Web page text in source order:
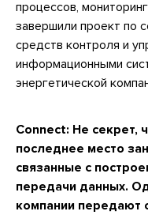
процессов,
завершили проект по
средств контроля и
информационными
энергетической
Connect: Не секрет,
последнее место
связанные с
передачи данных.
компании передают